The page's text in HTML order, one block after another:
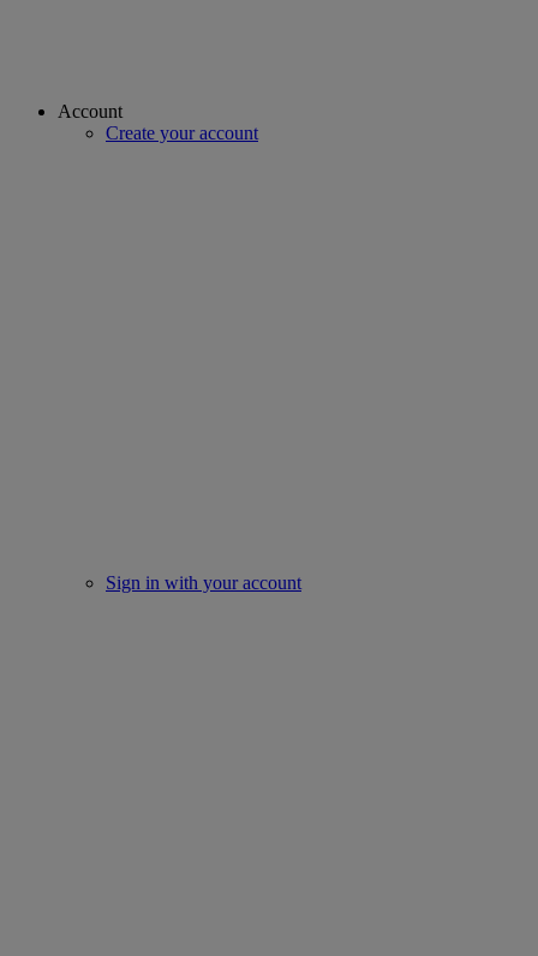
Account
Create your account
Sign in with your account